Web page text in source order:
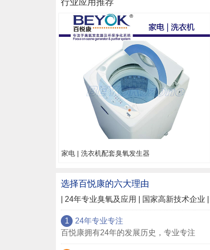
家电 | 洗衣机配套臭氧发生器
选择百悦康的六大理由
| 24年专业臭氧及应用 | 国家高新技术企业 |
1
24年专业专注
百悦康拥有24年的发展历史，专业专注